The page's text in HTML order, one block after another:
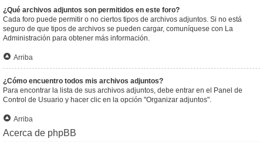
¿Qué archivos adjuntos son permitidos en este foro?
Cada foro puede permitir o no ciertos tipos de archivos adjuntos. Si no está
seguro de que tipos de archivos se pueden cargar, comuníquese con La
Administración para obtener más información.
Arriba
¿Cómo encuentro todos mis archivos adjuntos?
Para encontrar la lista de sus archivos adjuntos, debe entrar en el Panel de
Control de Usuario y hacer clic en la opción "Organizar adjuntos".
Arriba
Acerca de phpBB